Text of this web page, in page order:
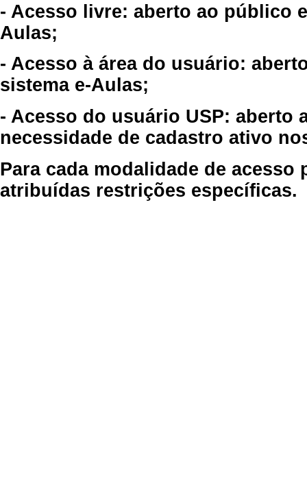
- Acesso livre: aberto ao público
Aulas;
- Acesso à área do usuário:
sistema e-Aulas;
- Acesso do usuário USP: aberto
necessidade de cadastro ativo
Para cada modalidade de
atribuídas restrições específicas.